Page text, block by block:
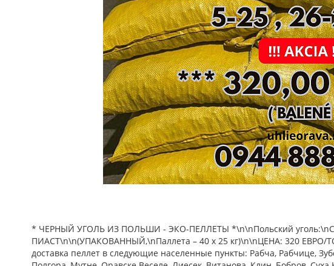
* ЧЕРНЫЙ УГОЛЬ ИЗ ПОЛЬШИ - ЭКО-ПЕЛЛЕТЫ *\n\nПольский
ПИАСТ\n\n(УПАКОВАННЫЙ,\nПаллета – 40 х 25 кг)\n\nЦЕНА: 320 ЕВРО/
доставка пеллет в следующие населенные пункты: Рабча, Рабчице,